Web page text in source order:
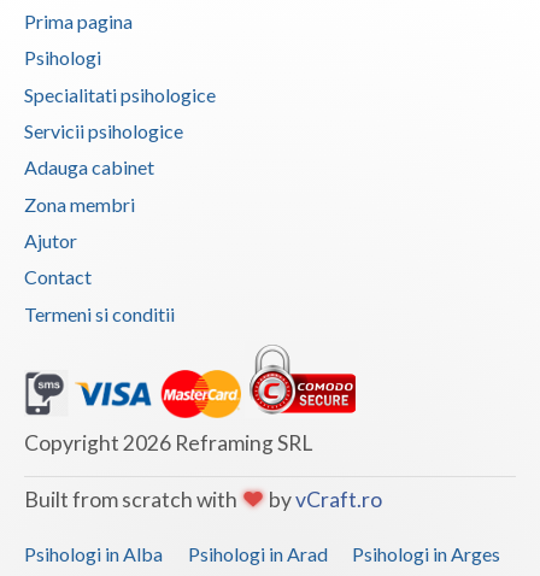
Vrancea
Prima pagina
Psihologi
Specialitati psihologice
Servicii psihologice
Adauga cabinet
Zona membri
Ajutor
Contact
Termeni si conditii
Copyright 2026 Reframing SRL
Built from scratch with byvCraft.ro
Psihologi in Alba Psihologi in Arad
Psihologi in Arges